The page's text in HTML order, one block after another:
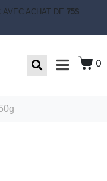
AVEC ACHAT DE 75$
0